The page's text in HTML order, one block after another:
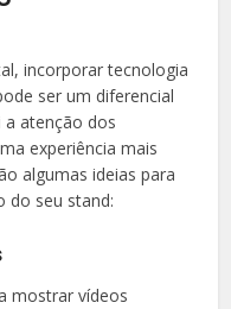
incorporar tecnologia
ser um diferencial
a atenção dos
experiência mais
algumas ideias para
do seu stand:
mostrar vídeos